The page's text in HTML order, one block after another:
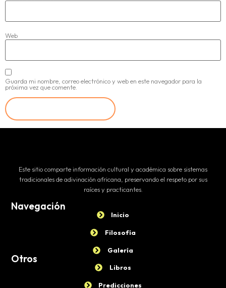
Web
Guarda mi nombre, correo electrónico y web en este navegador para la
próxima vez que comente.
Este sitio comparte información cultural y académica sobre sistemas
tradicionales de adivinación africana, preservando el respeto por sus
raíces y practicantes.
Navegación
Inicio
Filosofía
Galería
Otros
Libros
Predicciones